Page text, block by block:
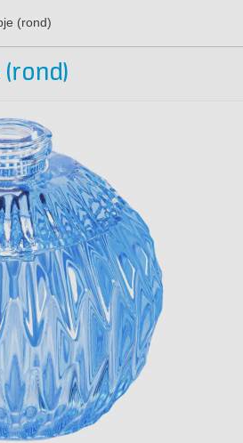
(rond)